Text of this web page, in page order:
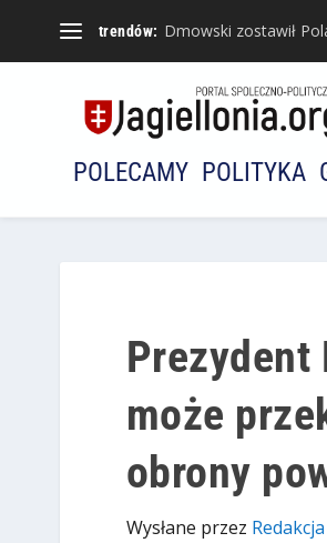
trendów: Dmowski zostawił
POLECAMY POLITYKA
Prezydent
może
obrony
Wysłane przez Redakcja